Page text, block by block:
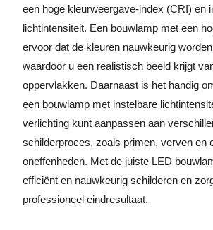
een hoge kleurweergave-index (CRI) en
lichtintensiteit. Een bouwlamp met een
ervoor dat de kleuren nauwkeurig
waardoor u een realistisch beeld krijgt
oppervlakken. Daarnaast is het handig
een bouwlamp met instelbare
verlichting kunt aanpassen aan
schilderproces, zoals primen, verven en
oneffenheden. Met de juiste LED
efficiënt en nauwkeurig schilderen en
professioneel eindresultaat.